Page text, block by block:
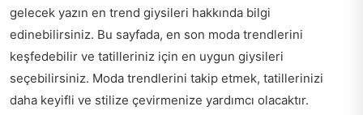
gelecek yazın en trend giysileri hakkında bilgi
edinebilirsiniz. Bu sayfada, en son moda trendlerini
keşfedebilir ve tatilleriniz için en uygun giysileri
seçebilirsiniz. Moda trendlerini takip etmek, tatillerinizi
daha keyifli ve stilize çevirmenize yardımcı olacaktır.